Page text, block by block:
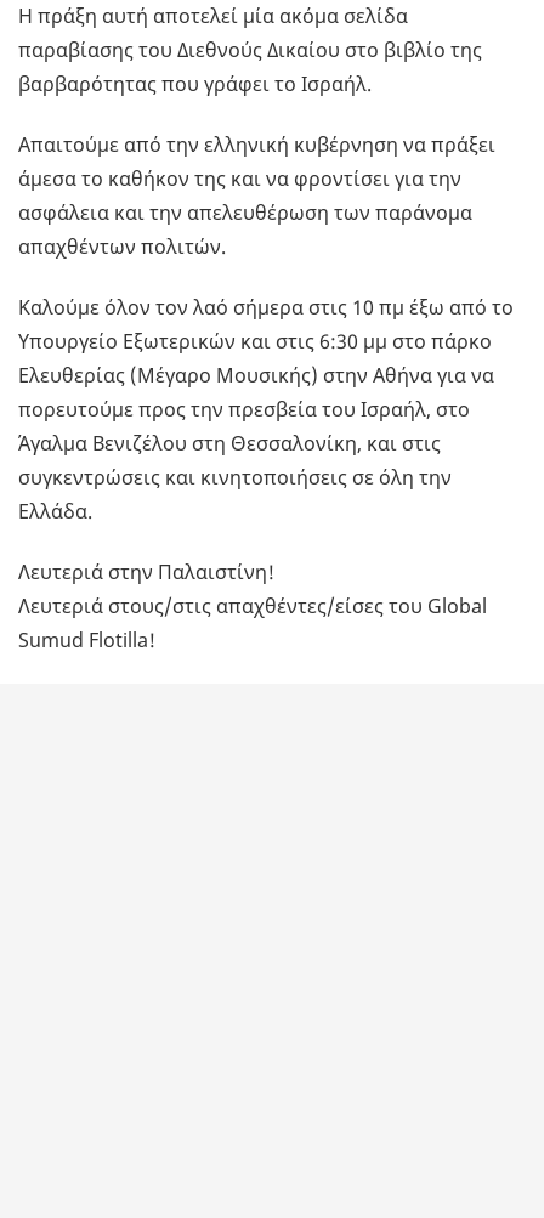
Η πράξη αυτή αποτελεί μία ακόμα σελίδα
παραβίασης του Διεθνούς Δικαίου στο βιβλίο της
βαρβαρότητας που γράφει το Ισραήλ.
Απαιτούμε από την ελληνική κυβέρνηση να πράξει
άμεσα το καθήκον της και να φροντίσει για την
ασφάλεια και την απελευθέρωση των παράνομα
απαχθέντων πολιτών.
Καλούμε όλον τον λαό σήμερα στις 10 πμ έξω από το
Υπουργείο Εξωτερικών και στις 6:30 μμ στο πάρκο
Ελευθερίας (Μέγαρο Μουσικής) στην Αθήνα για να
πορευτούμε προς την πρεσβεία του Ισραήλ, στο
Άγαλμα Βενιζέλου στη Θεσσαλονίκη, και στις
συγκεντρώσεις και κινητοποιήσεις σε όλη την
Ελλάδα.
Λευτεριά στην Παλαιστίνη!
Λευτεριά στους/στις απαχθέντες/είσες του Global
Sumud Flotilla!